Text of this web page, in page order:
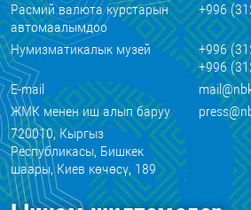
Расмий валюта курстарын
автомаалымдоо
+996
Нумизматикалык музей
+996
+996
E-mail
ЖМК менен иш алып баруу
720010, Кыргыз
Республикасы, Бишкек
шаары, Киев көчөсү, 189